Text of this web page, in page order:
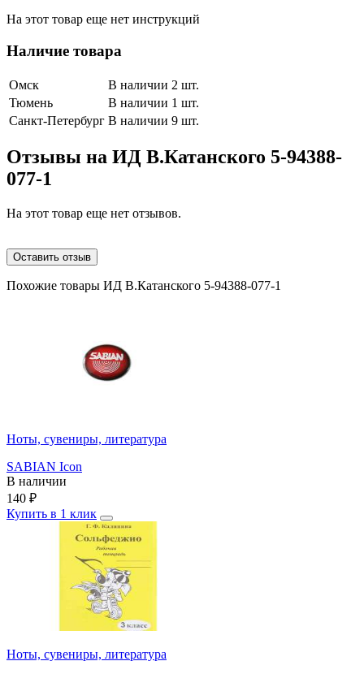
На этот товар еще нет инструкций
Наличие товара
Омск
В наличии 2 шт.
Тюмень
В наличии 1 шт.
Санкт-Петербург В наличии 9 шт.
Отзывы на ИД В.Катанского 5-94388-
077-1
На этот товар еще нет отзывов.
Оставить отзыв
Похожие товары ИД В.Катанского 5-94388-077-1
Ноты, сувениры, литература
SABIAN Icon
В наличии
140 ₽
Купить в 1 клик
Ноты, сувениры, литература